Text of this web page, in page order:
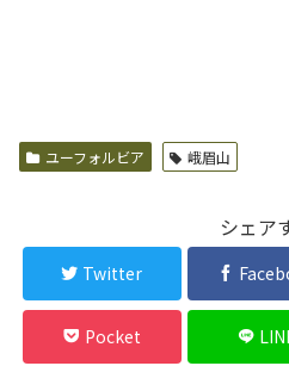
ユーフォルビア 峨眉山
シェア
Twitter
Pocket